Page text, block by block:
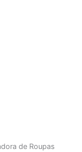
de Roupas